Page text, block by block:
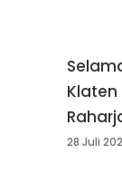
Klaten
28 Juli